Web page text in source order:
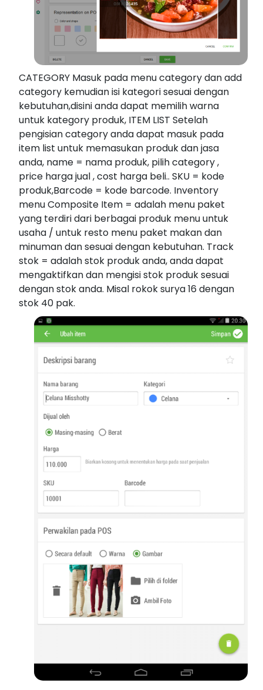
CATEGORY Masuk pada menu category dan add
category kemudian isi kategori sesuai dengan
kebutuhan,disini anda dapat memilih warna
untuk kategory produk, ITEM LIST Setelah
pengisian category anda dapat masuk pada
item list untuk memasukan produk dan jasa
anda, name = nama produk, pilih category ,
price harga jual , cost harga beli.. SKU = kode
produk,Barcode = kode barcode. Inventory
menu Composite Item = adalah menu paket
yang terdiri dari berbagai produk menu untuk
usaha / untuk resto menu paket makan dan
minuman dan sesuai dengan kebutuhan. Track
stok = adalah stok produk anda, anda dapat
mengaktifkan dan mengisi stok produk sesuai
dengan stok anda. Misal rokok surya 16 dengan
stok 40 pak.